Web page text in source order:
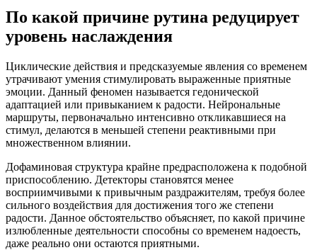
По какой причине рутина редуцирует
уровень наслаждения
Циклические действия и предсказуемые явления со временем
утрачивают умения стимулировать выраженные приятные
эмоции. Данный феномен называется гедонической
адаптацией или привыканием к радости. Нейрональные
маршруты, первоначально интенсивно откликавшиеся на
стимул, делаются в меньшей степени реактивными при
множественном влиянии.
Дофаминовая структура крайне предрасположена к подобной
приспособлению. Детекторы становятся менее
восприимчивыми к привычным раздражителям, требуя более
сильного воздействия для достижения того же степени
радости. Данное обстоятельство объясняет, по какой причине
излюбленные деятельности способны со временем надоесть,
даже реально они остаются приятными.